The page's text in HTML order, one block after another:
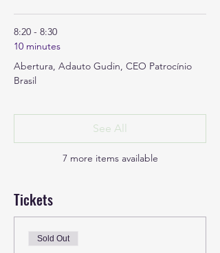
8:20 - 8:30
10 minutes
Abertura, Adauto Gudin, CEO Patrocínio
Brasil
7 more items available
See All
Tickets
Sold Out